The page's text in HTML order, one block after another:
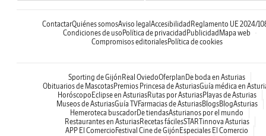
ContactarQuiénes somosAviso legal Accesibilidad Reglamento UE 2024/
Condiciones de uso Política de privacidad Publicidad Mapa web
Compromisos editorialesPolítica de cookies
Sporting de Gijón Real OviedoOferplan De boda en Asturias
Obituarios de MascotasPremios Princesa de AsturiasGuía médica en
Horóscopo Eclipse en AsturiasRutas por AsturiasPlayas de Asturias
Museos de AsturiasGuía TVFarmacias de AsturiasBlogsBlogAsturias
Hemeroteca buscadorDe tiendasAsturianos por el mundo
Restaurantes en AsturiasRecetas fácilesSTARTinnova Asturias
APP El Comercio Festival Cine de Gijón Especiales El Comercio